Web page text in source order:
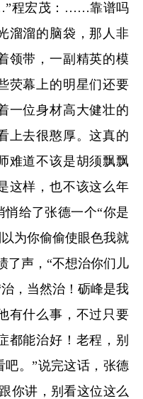
程宏茂：……靠谱吗
溜溜的脑袋，那人非
领带，一副精英的模
荧幕上的明星们还要
一位身材高大健壮的
上去很憨厚。这真的
难道不该是胡须飘飘
这样，也不该这么年
给了张德一个“你是
为你偷偷使眼色我就
了声，“不想治你们儿
，当然治！砺峰是我
有什么事，不过只要
都能治好！老程，别
。”说完这话，张德
你讲，别看这位这么